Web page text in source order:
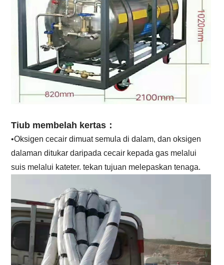
Tiub membelah kertas：
•Oksigen cecair dimuat semula di dalam, dan oksigen
dalaman ditukar daripada cecair kepada gas melalui
suis melalui kateter. tekan tujuan melepaskan tenaga.